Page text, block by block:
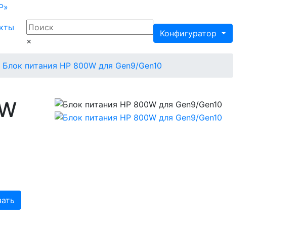
×
Конфигуратор
Блок питания HP 800W для Gen9/Gen10